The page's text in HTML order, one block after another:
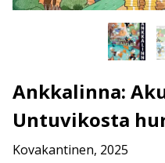
Ankkalinna:
Untuvikosta
Kovakantinen, 2025